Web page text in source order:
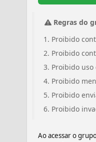
Regras do
Proibido
Proibido
Proibido uso
Proibido
Proibido
Proibido
Ao acessar o